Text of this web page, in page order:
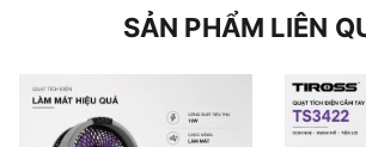
SẢN PHẨM LIÊN